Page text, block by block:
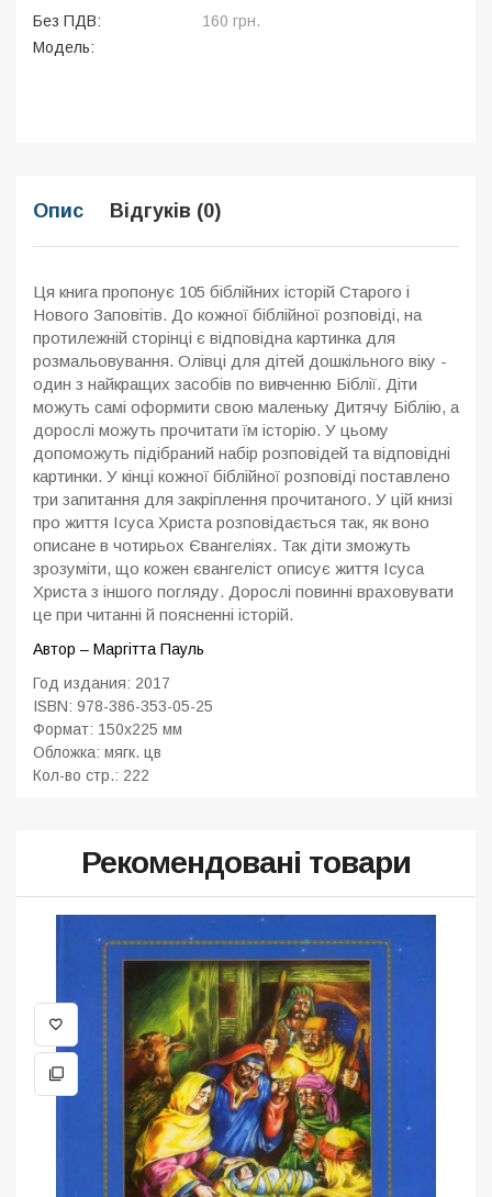
Без ПДВ:
160 грн.
Модель:
Опис Відгуків (0)
Ця книга пропонує 105 біблійних історій Старого і
Нового Заповітів. До кожної біблійної розповіді, на
протилежній сторінці є відповідна картинка для
розмальовування. Олівці для дітей дошкільного віку -
один з найкращих засобів по вивченню Біблії. Діти
можуть самі оформити свою маленьку Дитячу Біблію, а
дорослі можуть прочитати їм історію. У цьому
допоможуть підібраний набір розповідей та відповідні
картинки. У кінці кожної біблійної розповіді поставлено
три запитання для закріплення прочитаного. У цій книзі
про життя Ісуса Христа розповідається так, як воно
описане в чотирьох Євангеліях. Так діти зможуть
зрозуміти, що кожен євангеліст описує життя Ісуса
Христа з іншого погляду. Дорослі повинні враховувати
це при читанні й поясненні історій.
Автор – Маргітта Пауль
Год издания: 2017
ISBN: 978-386-353-05-25
Формат: 150x225 мм
Обложка: мягк. цв
Кол-во стр.: 222
Рекомендовані товари